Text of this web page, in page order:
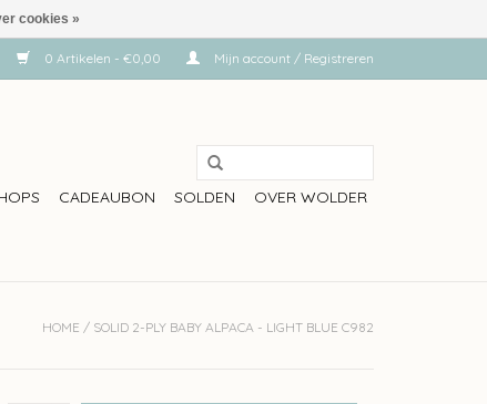
0 Artikelen - €0,00 Mijn account / Registreren
CADEAUBON SOLDEN OVER WOLDER
HOME / SOLID 2-PLY BABY ALPACA - LIGHT BLUE C982
cookies »